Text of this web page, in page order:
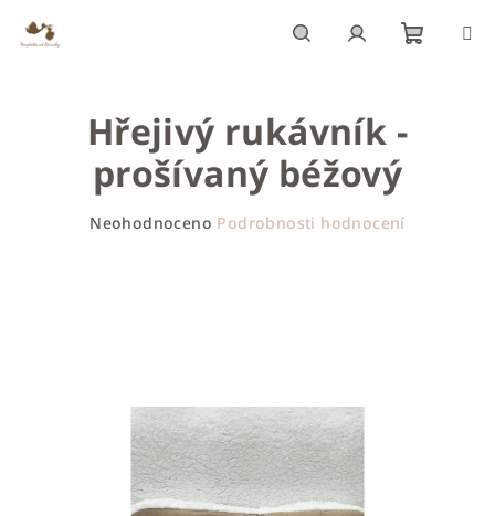
obsah
Hřejivý rukávník -
prošívaný béžový
Neohodnoceno Podrobnosti hodnocení